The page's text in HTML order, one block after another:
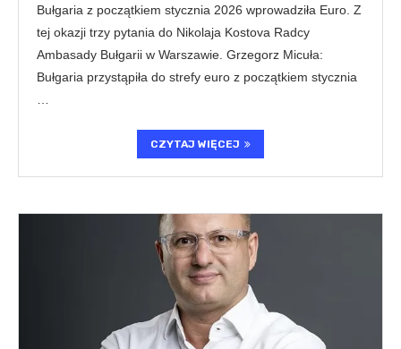
Bułgaria z początkiem stycznia 2026 wprowadziła Euro. Z
tej okazji trzy pytania do Nikolaja Kostova Radcy
Ambasady Bułgarii w Warszawie. Grzegorz Micuła:
Bułgaria przystąpiła do strefy euro z początkiem stycznia
CZYTAJ WIĘCEJ